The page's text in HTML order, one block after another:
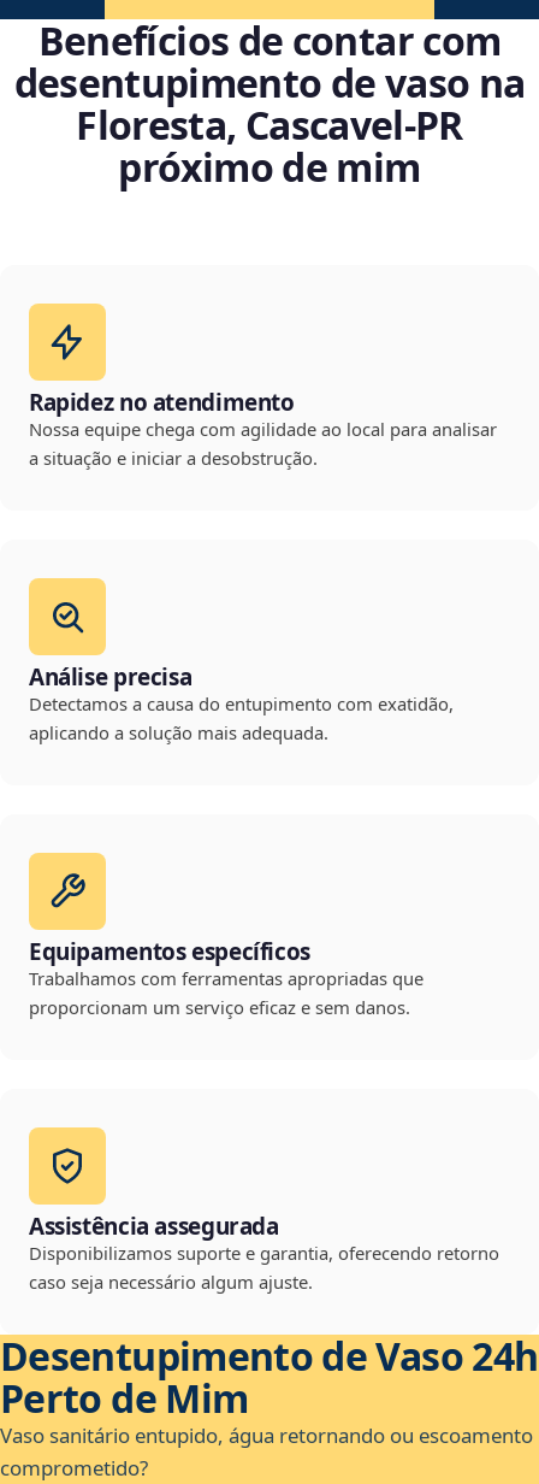
Benefícios de contar com
desentupimento de vaso na
Floresta, Cascavel‑PR
próximo de mim
Rapidez no atendimento
Nossa equipe chega com agilidade ao local para analisar
a situação e iniciar a desobstrução.
Análise precisa
Detectamos a causa do entupimento com exatidão,
aplicando a solução mais adequada.
Equipamentos específicos
Trabalhamos com ferramentas apropriadas que
proporcionam um serviço eficaz e sem danos.
Assistência assegurada
Disponibilizamos suporte e garantia, oferecendo retorno
caso seja necessário algum ajuste.
Desentupimento de Vaso 24h
Perto de Mim
Vaso sanitário entupido, água retornando ou escoamento
comprometido?